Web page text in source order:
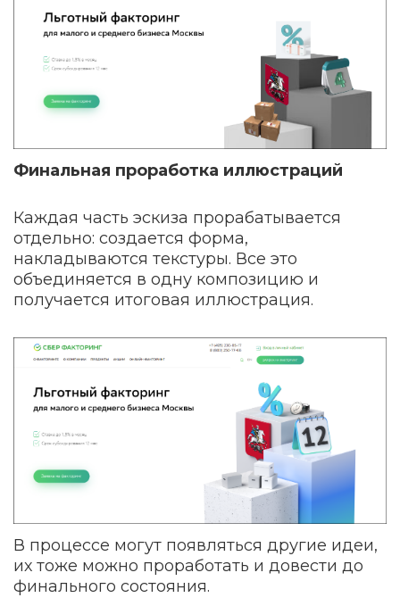
Финальная проработка иллюстраций
Каждая часть эскиза прорабатывается
отдельно: создается форма,
накладываются текстуры. Все это
объединяется в одну композицию и
получается итоговая иллюстрация.
В процессе могут появляться другие идеи,
их тоже можно проработать и довести до
финального состояния.